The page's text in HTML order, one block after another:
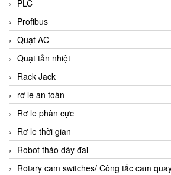
PLC
Profibus
Quạt AC
Quạt tản nhiệt
Rack Jack
rơ le an toàn
Rơ le phân cực
Rơ le thời gian
Robot tháo dây đai
Rotary cam switches/ Công tắc cam